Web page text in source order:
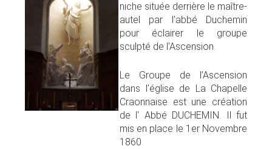
niche située derrière le maître-
autel par l'abbé Duchemin
pour éclairer le groupe
sculpté de l'Ascension.
Le Groupe de l’Ascension
dans l'église de La Chapelle
Craonnaise est une création
de l' Abbé DUCHEMIN. Il fut
mis en place le 1er Novembre
1860